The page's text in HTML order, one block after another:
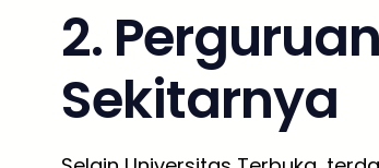
2.
Sekitarnya